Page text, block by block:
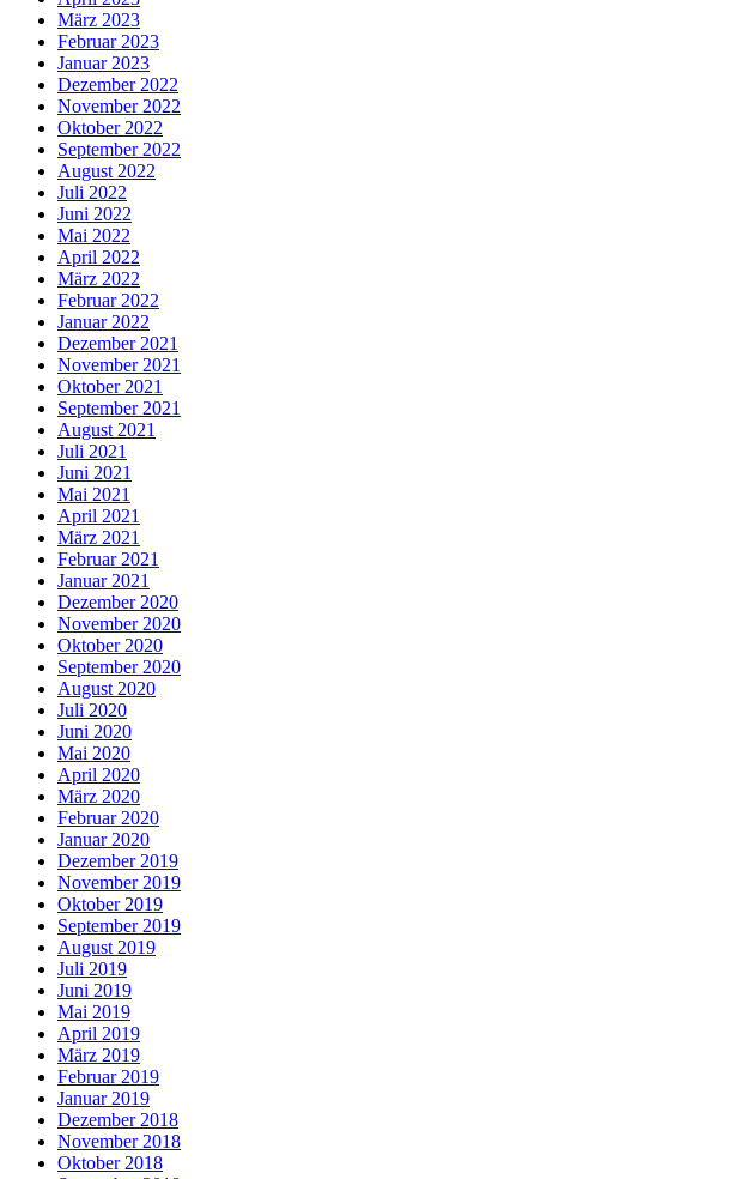
März 2023
Februar 2023
Januar 2023
Dezember 2022
November 2022
Oktober 2022
September 2022
August 2022
Juli 2022
Juni 2022
Mai 2022
April 2022
März 2022
Februar 2022
Januar 2022
Dezember 2021
November 2021
Oktober 2021
September 2021
August 2021
Juli 2021
Juni 2021
Mai 2021
April 2021
März 2021
Februar 2021
Januar 2021
Dezember 2020
November 2020
Oktober 2020
September 2020
August 2020
Juli 2020
Juni 2020
Mai 2020
April 2020
März 2020
Februar 2020
Januar 2020
Dezember 2019
November 2019
Oktober 2019
September 2019
August 2019
Juli 2019
Juni 2019
Mai 2019
April 2019
März 2019
Februar 2019
Januar 2019
Dezember 2018
November 2018
Oktober 2018